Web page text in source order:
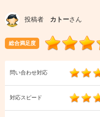
投稿者 カトーさん
総合満足度
問い合わせ対応
対応スピード